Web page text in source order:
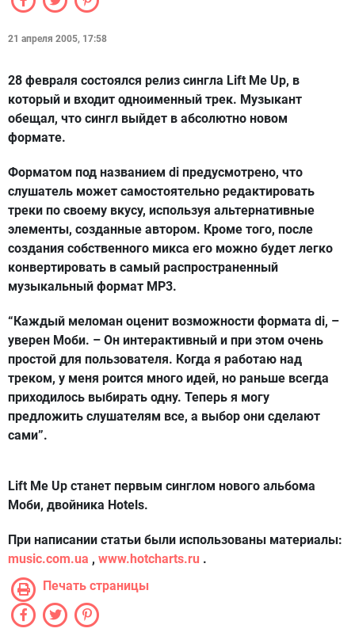
21 апреля 2005, 17:58
28 февраля состоялся релиз сингла Lift Me Up, в
который и входит одноименный трек. Музыкант
обещал, что сингл выйдет в абсолютно новом
формате.
Форматом под названием di предусмотрено, что
слушатель может самостоятельно редактировать
треки по своему вкусу, используя альтернативные
элементы, созданные автором. Кроме того, после
создания собственного микса его можно будет легко
конвертировать в самый распространенный
музыкальный формат MP3.
“Каждый меломан оценит возможности формата di, –
уверен Моби. – Он интерактивный и при этом очень
простой для пользователя. Когда я работаю над
треком, у меня роится много идей, но раньше всегда
приходилось выбирать одну. Теперь я могу
предложить слушателям все, а выбор они сделают
сами”.
Lift Me Up станет первым синглом нового альбома
Моби, двойника Hotels.
При написании статьи были использованы материалы:
music.com.ua , www.hotcharts.ru .
Печать страницы